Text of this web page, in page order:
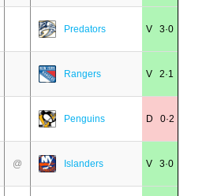
Predators V 3·0
Rangers V 2·1
Penguins D 0·2
@ Islanders V 3·0